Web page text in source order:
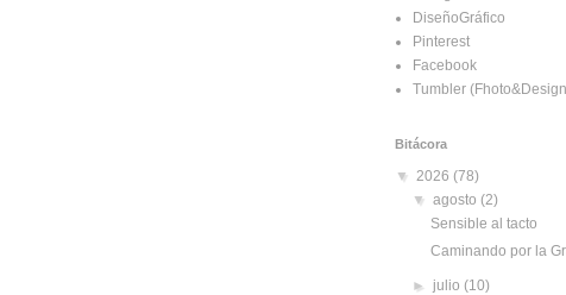
DiseñoGráfico
Pinterest
Facebook
Tumbler
Bitácora
▼ 2026 (78)
▼agosto(2)
Sensible al tacto
Caminando por la
► julio(10)